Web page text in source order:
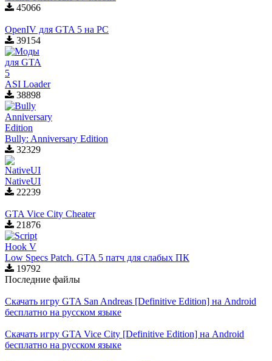
45066
OpenIV для GTA 5 на PC
39154
ASI Loader
38898
Bully: Anniversary Edition
32329
NativeUI
22239
GTA Vice City Cheater
21876
Low Specs Patch. GTA 5 патч для слабых ПК
19792
Последние файлы
Скачать игру GTA San Andreas [Definitive Edition] на Android
бесплатно на русском языке
Скачать игру GTA Vice City [Definitive Edition] на Android
бесплатно на русском языке